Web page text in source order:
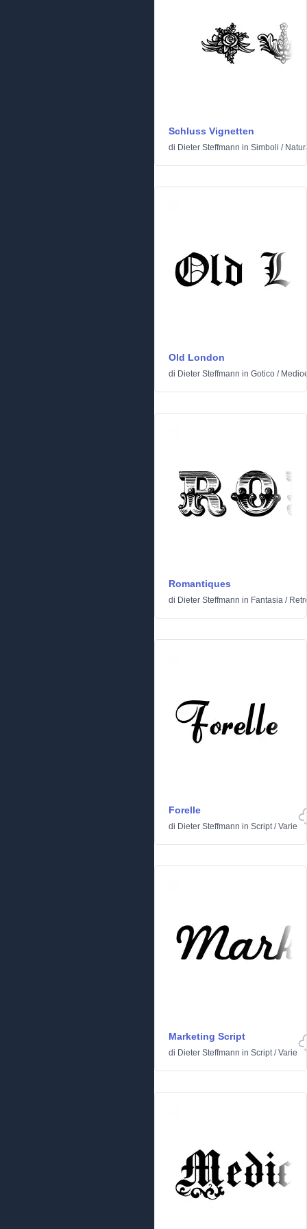
Schluss Vignetten
di Dieter Steffmann in Simboli /
Old London
di Dieter Steffmann in Gotico /
Romantiques
di Dieter Steffmann in Fantasia /
Forelle
di Dieter Steffmann in Script/Varie
Marketing Script
di Dieter Steffmann in Script/Varie